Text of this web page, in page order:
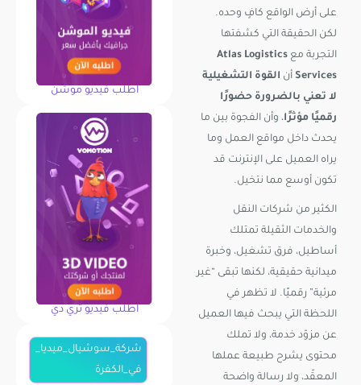
على أرض الواقع كافٍ وحده.
لكن الحقيقة التي كشفتها
التجربة مع Atlas Logistics
Services أن القوة التشغيلية
لا تعني بالضرورة حضورًا
رقميًا مؤثرًا، وأن الفجوة بين ما
يحدث داخل مواقع العمل وما
يراه العميل على الإنترنت قد
تكون أوسع مما نتخيل.
الكثير من شركات النقل
والخدمات الثقيلة تمتلك
أساطيل، فرق تشغيل، وخبرة
ميدانية حقيقية، لكنها تبقى “غير
مرئية” رقميًا. لا تظهر في
اللحظة التي يبحث فيها العميل
عن مزوّد خدمة، ولا تملك
محتوى يشرح طبيعة عملها
المعقّد، ولا رسالة واضحة
اطلب فيديو موشن
اطلب فيديو ثري دي
شركة_سوشيال_ميديا_
في_الكفرة